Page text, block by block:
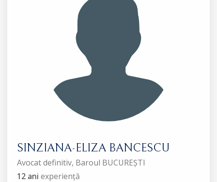
SINZIANA-ELIZA BANCESCU
Avocat definitiv, Baroul BUCUREȘTI
12 ani experiență